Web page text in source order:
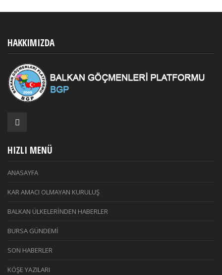
HAKKIMIZDA
HIZLI MENÜ
ANASAYFA
KAR AMACI OLMAYAN KURULUŞ
BALKAN ÜLKELERİNDEN HABERLER
BURSA GÜNDEMİ
SON HABERLER
KÖŞE YAZILARI